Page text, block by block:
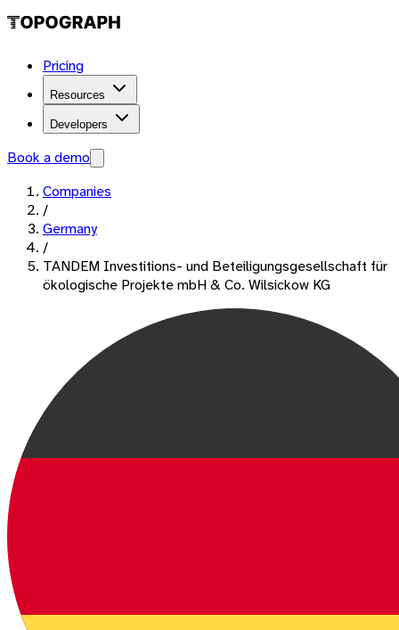
Pricing
Resources
Developers
Book a demo
Companies
/
Germany
/
TANDEM Investitions- und Beteiligungsgesellschaft für
ökologische Projekte mbH & Co. Wilsickow KG